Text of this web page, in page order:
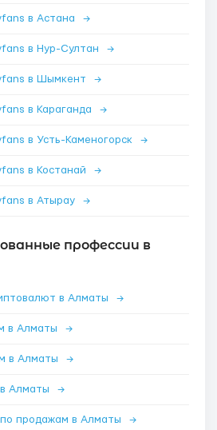
в Астана →
в Нур-Султан →
в Шымкент →
в Караганда →
в Усть-Каменогорск →
в Костанай →
в Атырау →
профессии в
в Алматы →
в Алматы →
в Алматы →
Алматы →
продажам в Алматы →